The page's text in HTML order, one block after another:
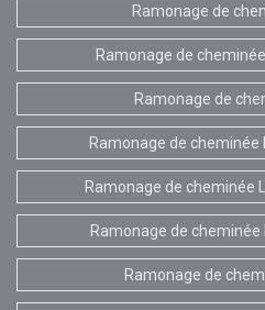
Ramonage de
Ramonage de
Ramonage de
Ramonage de cheminée
Ramonage de cheminée
Ramonage de
Ramonage de